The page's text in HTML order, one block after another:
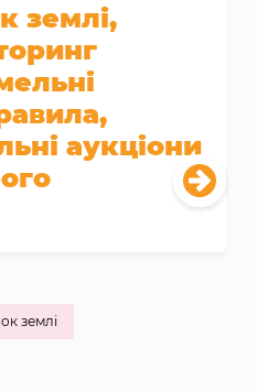
землі,
аукціони
землі